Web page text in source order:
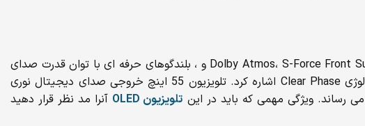
اگر بخواهیم به اختصار به تکنولوژی های صدا به کارگرفته شده در این تلویزیون بپردازیم می توان به تکنولوژی های Dolby Atmos، S-Force Front Surround و ، بلندگوهای حرفه ای با توان قدرت صدای
40 وات شامل 4 عدد بلند گوی Acoustic Surface هرکدام با قدرت 10 وات ، دارای قابلیت S-Force Front Surround، تکنولوژی Clear Phase اشاره کرد. تلویزیون 55 اینچ خروجی صدای دیجیتال نوری
تلویزیون OLED
آنرا مد نظر قرار دهید